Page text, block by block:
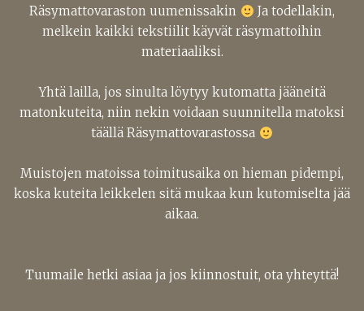
Räsymattovaraston uumenissakin
Ja todellakin,
melkein kaikki tekstiilit käyvät räsymattoihin
materiaaliksi.
Yhtä lailla, jos sinulta löytyy kutomatta jääneitä
matonkuteita, niin nekin voidaan suunnitella matoksi
täällä Räsymattovarastossa
Muistojen matoissa toimitusaika on hieman pidempi,
koska kuteita leikkelen sitä mukaa kun kutomiselta jää
aikaa.
Tuumaile hetki asiaa ja jos kiinnostuit, ota yhteyttä!